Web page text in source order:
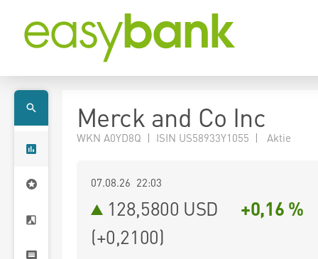
Merck and Co Inc
WKN A0YD8Q | ISIN US58933Y1055 | Aktie
07.08.26 22:03
128,5800 USD
+0,16 %
(+0,2100)